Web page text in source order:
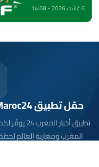
6 غشت 2026 - 14:08
حمّل تطبيق Maroc24، أخبار المغرب تصلك أولاً
تطبيق
المغرب ومغاربة العالم